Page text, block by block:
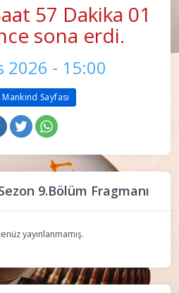
57 Dakika 01
sona erdi.
2026 - 15:00
Sayfası
9.Bölüm Fragmanı
yayınlanmamış.